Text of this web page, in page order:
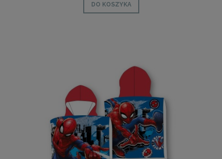
DO KOSZYKA